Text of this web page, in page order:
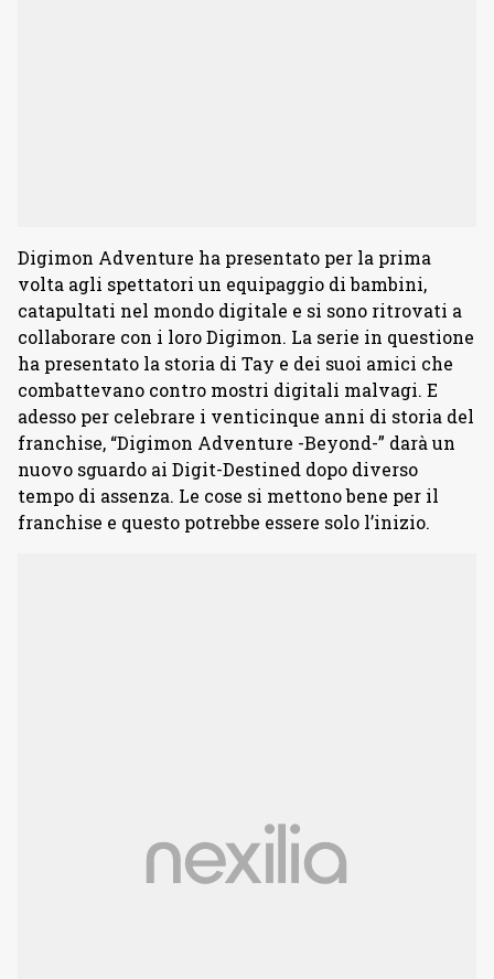
Digimon Adventure ha presentato per la prima
volta agli spettatori un equipaggio di bambini,
catapultati nel mondo digitale e si sono ritrovati a
collaborare con i loro Digimon. La serie in questione
ha presentato la storia di Tay e dei suoi amici che
combattevano contro mostri digitali malvagi. E
adesso per celebrare i venticinque anni di storia del
franchise, “Digimon Adventure -Beyond-” darà un
nuovo sguardo ai Digit-Destined dopo diverso
tempo di assenza. Le cose si mettono bene per il
franchise e questo potrebbe essere solo l’inizio.